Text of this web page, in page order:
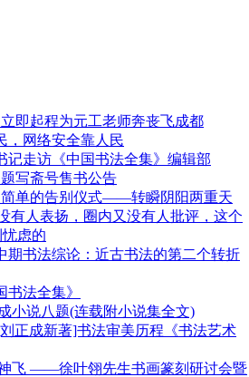
立即起程为元工老师奔丧飞成都
，网络安全靠人民
记走访《中国书法全集》编辑部
题写斋号售书公告
简单的告别仪式——转瞬阴阳两重天
有人表扬，圈内又没有人批评，这个
虑的
期书法综论：近古书法的第二个转折
法全集》
小说八题(连载附小说集全文)
正成新著]书法审美历程《书法艺术
飞 ——徐叶翎先生书画篆刻研讨会暨